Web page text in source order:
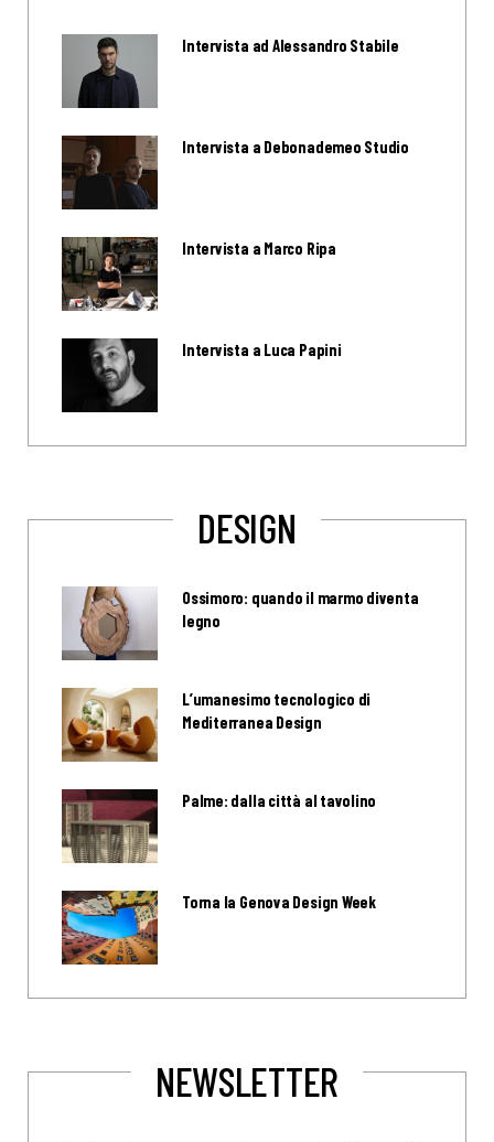
Intervista ad Alessandro Stabile
Intervista a Debonademeo Studio
Intervista a Marco Ripa
Intervista a Luca Papini
DESIGN
Ossimoro: quando il marmo diventa
legno
L’umanesimo tecnologico di
Mediterranea Design
Palme: dalla città al tavolino
Torna la Genova Design Week
NEWSLETTER